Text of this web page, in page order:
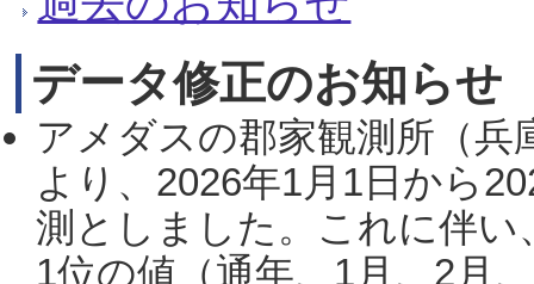
データ修正のお知らせ
アメダスの郡家観測所（
より、2026年1月1日から
測としました。これに伴い
1位の値（通年、1月、2月